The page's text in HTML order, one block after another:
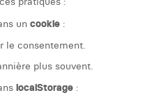
un cookie :
le consentement.
plus souvent.
localStorage :